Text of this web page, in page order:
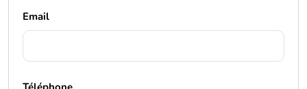
Email
Téléphone